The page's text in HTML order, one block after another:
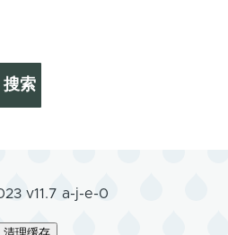
v11.7 a-j-e-0